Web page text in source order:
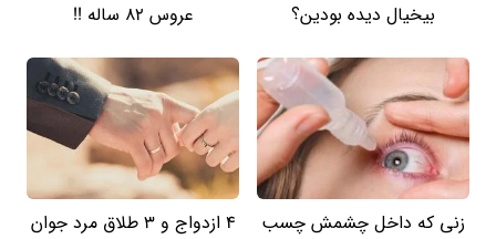
بیخیال دیده بودین؟
عروس 82 ساله !!
زنی که داخل چشمش چسب
4 ازدواج و 3 طلاق مرد جوان